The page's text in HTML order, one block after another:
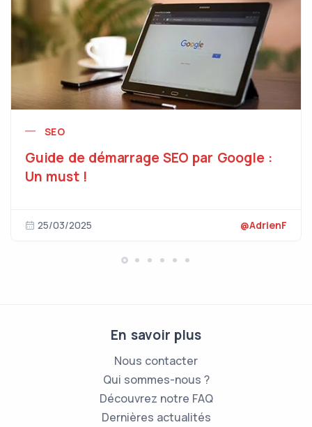
SEO
Guide de démarrage SEO par Google :
Un must !
25/03/2025 @AdrienF
En savoir plus
Nous contacter
Qui sommes-nous ?
Découvrez notre FAQ
Dernières actualités